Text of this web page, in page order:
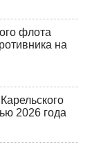
флота
на
2026 года